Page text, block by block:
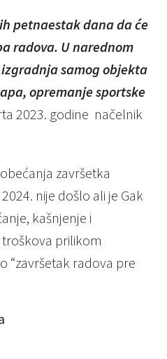
petnaestak dana da će
radova. U narednom
samog objekta
opremanje sportske
2023. godine načelnik
završetka
nije došlo ali je Gak
kašnjenje i
prilikom
“završetak radova pre